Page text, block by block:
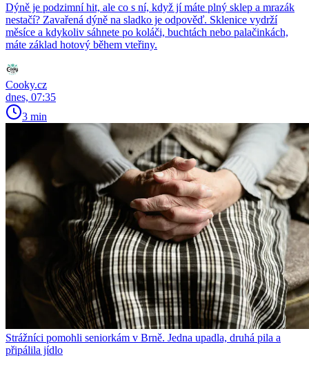
Dýně je podzimní hit, ale co s ní, když jí máte plný sklep a mrazák
nestačí? Zavařená dýně na sladko je odpověď. Sklenice vydrží
měsíce a kdykoliv sáhnete po koláči, buchtách nebo palačinkách,
máte základ hotový během vteřiny.
Cooky.cz
dnes, 07:35
3 min
Strážníci pomohli seniorkám v Brně. Jedna upadla, druhá pila a
připálila jídlo